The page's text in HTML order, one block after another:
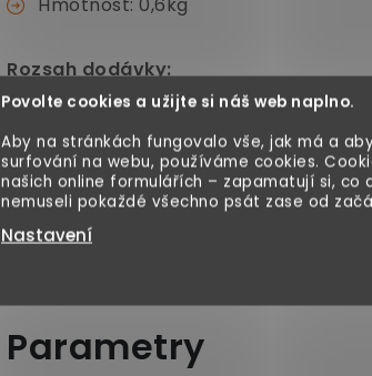
Povolte cookies a užijte si náš web naplno.
Aby na stránkách fungovalo vše, jak má a
surfování na webu, používáme cookies.
našich online formulářích – zapamatují si, co
nemuseli pokaždé všechno psát zase od
Nastavení
Rozsah dodávky:
1x box na hodinky